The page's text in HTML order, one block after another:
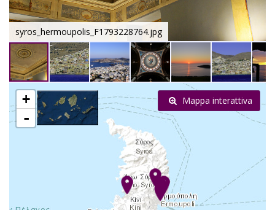
syros_hermoupolis_F1793228764.jpg
+
-
Mappa interattiva